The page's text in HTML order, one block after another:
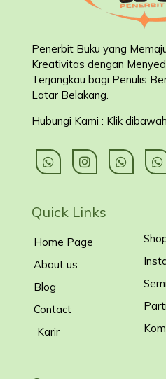
Penerbit Buku yang
Kreativitas dengan
Terjangkau bagi Penulis
Latar Belakang.
Hubungi Kami : Klik
Quick Links
Home Page
About us
Blog
Contact
Karir